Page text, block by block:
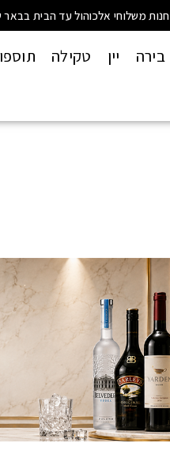
חנות משלוחי אלכוהול עד הבית
בירה יין טקילה